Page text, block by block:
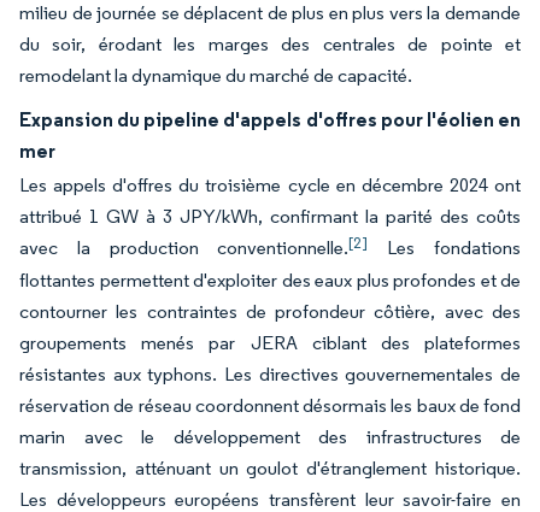
milieu de journée se déplacent de plus en plus vers la demande
du soir, érodant les marges des centrales de pointe et
remodelant la dynamique du marché de capacité.
Expansion du pipeline d'appels d'offres pour l'éolien en
mer
Les appels d'offres du troisième cycle en décembre 2024 ont
attribué 1 GW à 3 JPY/kWh, confirmant la parité des coûts
avec la production conventionnelle.[2]
Les fondations
flottantes permettent d'exploiter des eaux plus profondes et de
contourner les contraintes de profondeur côtière, avec des
groupements menés par JERA ciblant des plateformes
résistantes aux typhons. Les directives gouvernementales de
réservation de réseau coordonnent désormais les baux de fond
marin avec le développement des infrastructures de
transmission, atténuant un goulot d'étranglement historique.
Les développeurs européens transfèrent leur savoir-faire en